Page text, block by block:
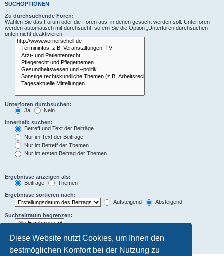
Diese Website nutzt Cookies, um Ihnen den
bestmöglichen Komfort bei der Nutzung zu
SUCHOPTIONEN
Zu durchsuchende Foren:
Wählen Sie das Forum oder die Foren aus, in denen gesucht werden soll. Unterforen
werden automatisch mit durchsucht, sofern Sie die Option „Unterforen durchsuchen“
unten nicht deaktivieren.
Unterforen durchsuchen:
Ja
Nein
Innerhalb suchen:
Betreff und Text der Beiträge
Nur im Text der Beiträge
Nur im Betreff der Themen
Nur im ersten Beitrag der Themen
Ergebnisse anzeigen als:
Beiträge
Themen
Ergebnisse sortieren nach:
Aufsteigend
Absteigend
Suchzeitraum begrenzen:
Die ersten:
Zeichen der Beiträge anzeigen